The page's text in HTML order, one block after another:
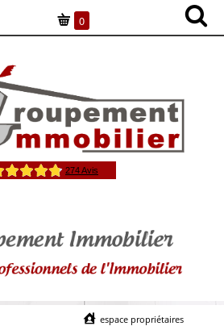
0
espace propriétaires